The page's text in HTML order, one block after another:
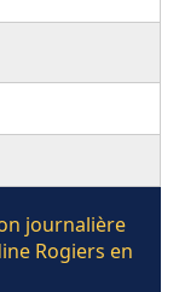
journalière
Rogiers en